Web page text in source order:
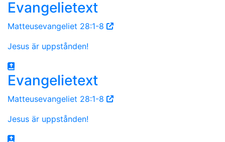
Evangelietext
Matteusevangeliet 28:1-8
Jesus är uppstånden!
Evangelietext
Matteusevangeliet 28:1-8
Jesus är uppstånden!